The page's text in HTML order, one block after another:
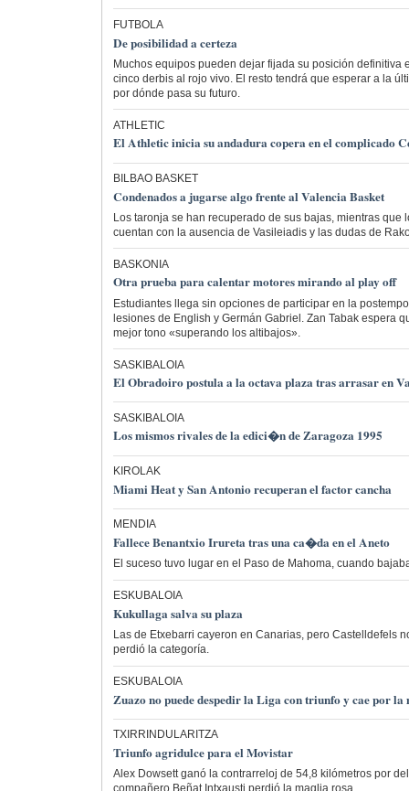
FUTBOLA
De posibilidad a certeza
Muchos equipos pueden dejar fijada su posición definitiva
cinco derbis al rojo vivo. El resto tendrá que esperar a la
por dónde pasa su futuro.
ATHLETIC
El Athletic inicia su andadura copera en el complicado
BILBAO BASKET
Condenados a jugarse algo frente al Valencia Basket
Los taronja se han recuperado de sus bajas, mientras que
cuentan con la ausencia de Vasileiadis y las dudas de
BASKONIA
Otra prueba para calentar motores mirando al play off
Estudiantes llega sin opciones de participar en la
lesiones de English y Germán Gabriel. Zan Tabak espera
mejor tono «superando los altibajos».
SASKIBALOIA
El Obradoiro postula a la octava plaza tras arrasar en
SASKIBALOIA
Los mismos rivales de la edici�n de Zaragoza 1995
KIROLAK
Miami Heat y San Antonio recuperan el factor cancha
MENDIA
Fallece Benantxio Irureta tras una ca�da en el Aneto
El suceso tuvo lugar en el Paso de Mahoma, cuando
ESKUBALOIA
Kukullaga salva su plaza
Las de Etxebarri cayeron en Canarias, pero Castelldefels
perdió la categoría.
ESKUBALOIA
Zuazo no puede despedir la Liga con triunfo y cae por
TXIRRINDULARITZA
Triunfo agridulce para el Movistar
Alex Dowsett ganó la contrarreloj de 54,8 kilómetros por
compañero Beñat Intxausti perdió la maglia rosa.